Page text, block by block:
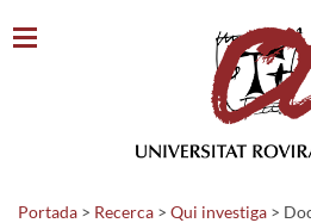
Portada > Recerca > Qui investiga >